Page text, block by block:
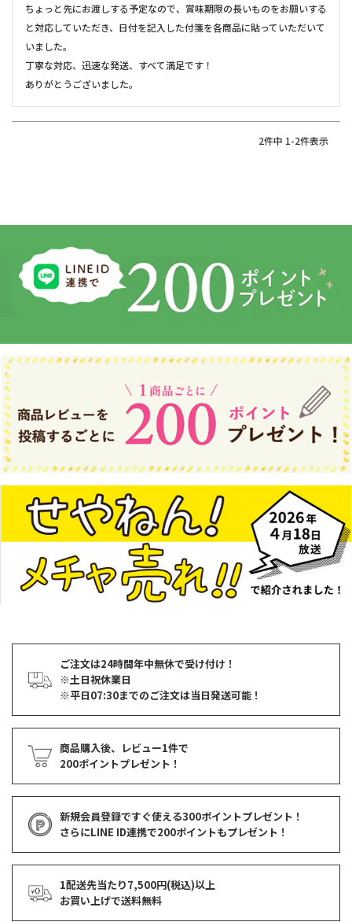
ちょっと先にお渡しする予定なので、賞味期限の長いものをお願いする
と対応していただき、日付を記入した付箋を各商品に貼っていただいて
いました。
丁寧な対応、迅速な発送、すべて満足です！
ありがとうございました。
2件中 1-2件表示
ご注文は24時間年中無休で受け付け！
※土日祝休業日
※平日07:30までのご注文は当日発送可能！
商品購入後、レビュー1件で
200ポイントプレゼント！
新規会員登録ですぐ使える300ポイントプレゼント！
さらにLINE ID連携で200ポイントもプレゼント！
1配送先当たり7,500円(税込)以上
お買い上げで送料無料